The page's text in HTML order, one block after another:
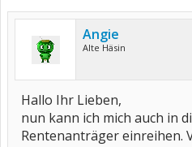
Angie
Alte Häsin
Hallo Ihr Lieben,
nun kann ich mich auch in
Rentenanträger einreihen.